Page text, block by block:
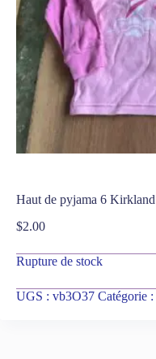
Haut de pyjama 6 Kirkland
$2.00
Rupture de stock
UGS : vb3O37 Catégorie :